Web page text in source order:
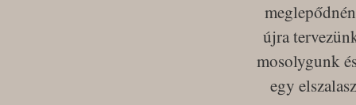
újra
mosolygunk
egy